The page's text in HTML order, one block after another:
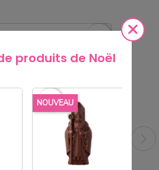
produits de Noël
NOUVEAU
favorite_border